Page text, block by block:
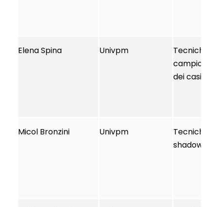
Elena Spina Univpm
Tecniche
dei casi di
Micol Bronzini Univpm
Tecniche
shadowing